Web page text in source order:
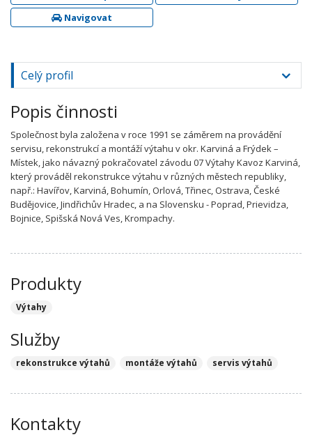
Navigovat
Celý profil
Popis činnosti
Společnost byla založena v roce 1991 se záměrem na provádění
servisu, rekonstrukcí a montáží výtahu v okr. Karviná a Frýdek –
Místek, jako návazný pokračovatel závodu 07 Výtahy Kavoz Karviná,
který prováděl rekonstrukce výtahu v různých městech republiky,
např.: Havířov, Karviná, Bohumín, Orlová, Třinec, Ostrava, České
Budějovice, Jindřichův Hradec, a na Slovensku - Poprad, Prievidza,
Bojnice, Spišská Nová Ves, Krompachy.
Produkty
Výtahy
Služby
rekonstrukce výtahů montáže výtahů servis výtahů
Kontakty